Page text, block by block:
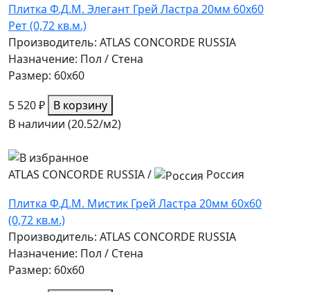
Плитка Ф.Д.М. Элегант Грей Ластра 20мм 60х60
Рет (0,72 кв.м.)
Производитель: ATLAS CONCORDE RUSSIA
Назначение: Пол / Стена
Размер: 60x60
5 520 ₽ В корзину
В наличии (20.52/м2)
ATLAS CONCORDE RUSSIA/
Россия
Плитка Ф.Д.М. Мистик Грей Ластра 20мм 60х60
(0,72 кв.м.)
Производитель: ATLAS CONCORDE RUSSIA
Назначение: Пол / Стена
Размер: 60x60